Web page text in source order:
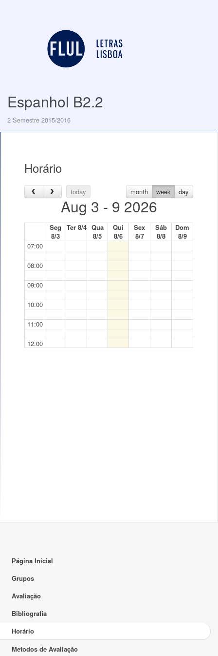
Espanhol B2.2
2 Semestre 2015/2016
Horário
today month week day
Aug 3 - 9 2026
Seg
8/3
Ter 8/4 Qua
8/5
Qui
8/6
Sex
8/7
Sáb
8/8
Dom
8/9
07:00
08:00
09:00
10:00
11:00
12:00
23:00
Página Inicial
Grupos
Avaliação
Bibliografia
Horário
Metodos de Avaliação